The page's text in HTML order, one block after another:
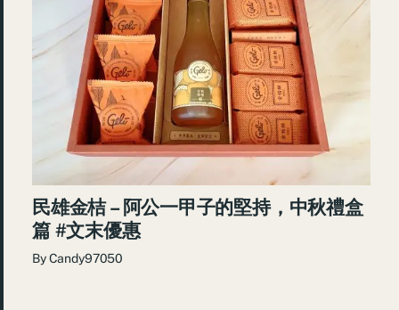
民雄金桔 – 阿公一甲子的堅持，中秋禮盒
篇 #文末優惠
ByCandy97050